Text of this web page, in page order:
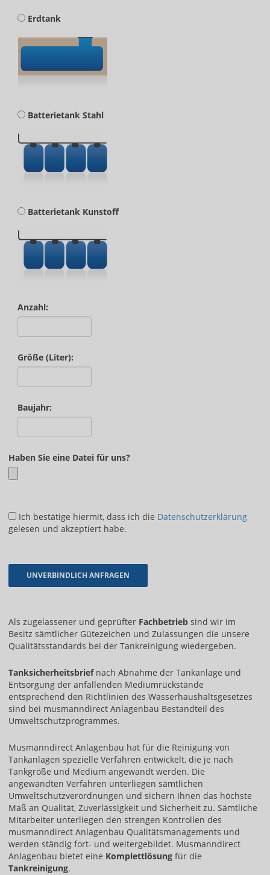
Erdtank
Batterietank Stahl
Batterietank Kunstoff
Anzahl:
Größe (Liter):
Baujahr:
Haben Sie eine Datei für uns?
Ich bestätige hiermit, dass ich die Datenschutzerklärung
gelesen und akzeptiert habe.
Als zugelassener und geprüfter Fachbetrieb sind wir im
Besitz sämtlicher Gütezeichen und Zulassungen die unsere
Qualitätsstandards bei der Tankreinigung wiedergeben.
Tanksicherheitsbriefnach Abnahme der Tankanlage und
Entsorgung der anfallenden Mediumrückstände
entsprechend den Richtlinien des Wasserhaushaltsgesetzes
sind bei musmanndirect Anlagenbau Bestandteil des
Umweltschutzprogrammes.
Musmanndirect Anlagenbau hat für die Reinigung von
Tankanlagen spezielle Verfahren entwickelt, die je nach
Tankgröße und Medium angewandt werden. Die
angewandten Verfahren unterliegen sämtlichen
Umweltschutzverordnungen und sichern Ihnen das höchste
Maß an Qualität, Zuverlässigkeit und Sicherheit zu. Sämtliche
Mitarbeiter unterliegen den strengen Kontrollen des
musmanndirect Anlagenbau Qualitätsmanagements und
werden ständig fort- und weitergebildet. Musmanndirect
Anlagenbau bietet eine Komplettlösung für die
Tankreinigung.